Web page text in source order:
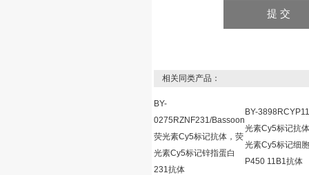
相关同类产品：
BY-
0275RZNF231/Bassoon
荧光素Cy5标记抗体，荧
光素Cy5标记锌指蛋白
231抗体
BY-
光素Cy5标记抗
光素Cy5标记细
P450 11B1抗体